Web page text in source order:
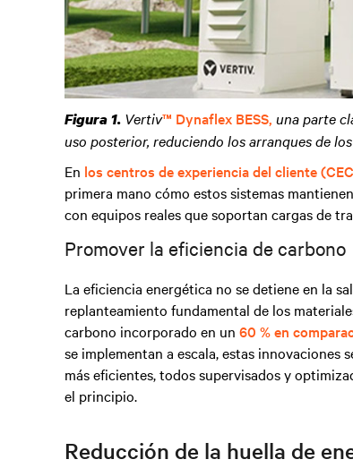
Figura 1. Vertiv™ Dynaflex BESS, una parte
uso posterior, reduciendo los arranques de
En los centros de experiencia del cliente
primera mano cómo estos sistemas
con equipos reales que soportan cargas de
Promover la eficiencia de carbono
La eficiencia energética no se detiene en la
replanteamiento fundamental de los
carbono incorporado en un 60 % en
se implementan a escala, estas innovaciones
más eficientes, todos supervisados y
el principio.
Reducción de la huella de